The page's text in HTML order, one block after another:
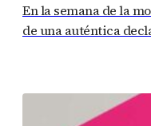
En la semana de la
de una auténtica